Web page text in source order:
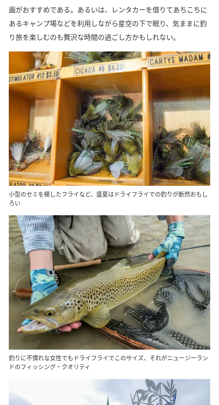
画がおすすめである。あるいは、レンタカーを借りてあちこちに
あるキャンプ場などを利用しながら星空の下で眠り、気ままに釣
り旅を楽しむのも贅沢な時間の過ごし方かもしれない。
小型のセミを模したフライなど、盛夏はドライフライでの釣りが断然おもし
ろい
釣りに不慣れな女性でもドライフライでこのサイズ、それがニュージーラン
ドのフィッシング・クオリティ